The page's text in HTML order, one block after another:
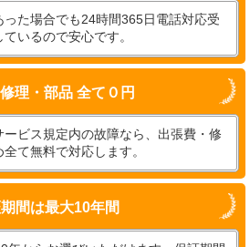
った場合でも24時間365日電話対応受
いるので安心です。
理・部品 全て０円
ビス規定内の故障なら、出張費・修
て無料で対応します。
間は最大10年間